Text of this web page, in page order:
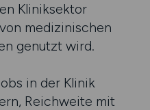
Kliniksektor
medizinischen
genutzt wird.
in der Klinik
Reichweite mit